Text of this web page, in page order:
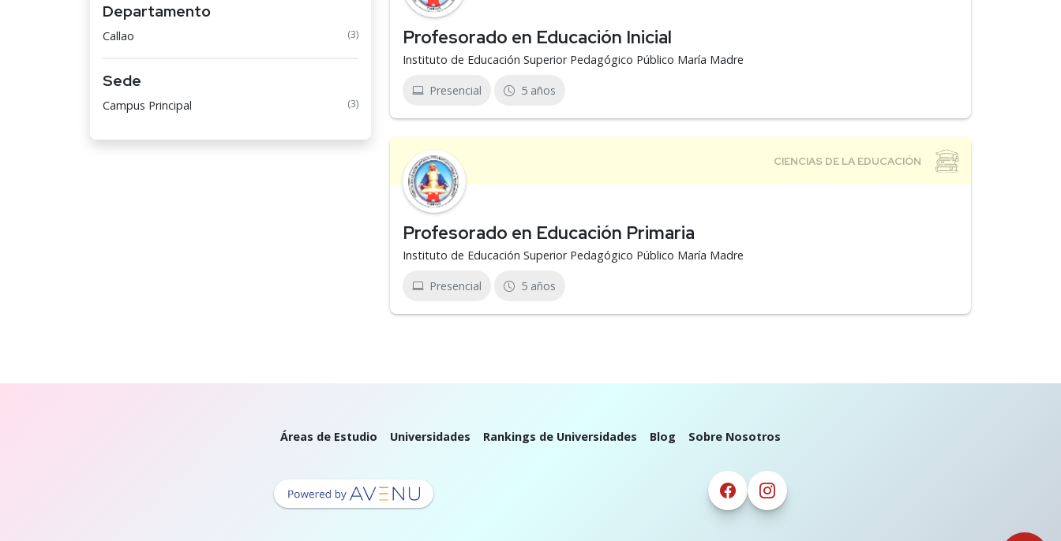
Departamento
Callao (3)
Sede
Campus Principal (3)
Profesorado en Educación Inicial
Instituto de Educación Superior Pedagógico Público María Madre
Presencial 5 años
Profesorado en Educación Primaria
Instituto de Educación Superior Pedagógico Público María Madre
Presencial 5 años
Áreas de Estudio Universidades Rankings de Universidades Blog Sobre Nosotros